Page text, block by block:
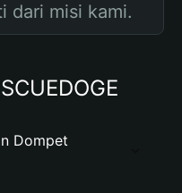
dari misi kami.
Dompet